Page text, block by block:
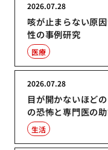
咳が止まらない原
性の事例研究
2026.07.28
医療
目が開かないほど
の恐怖と専門医の
2026.07.28
生活